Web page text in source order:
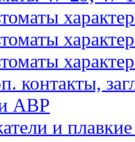
контакты,
АВР
и